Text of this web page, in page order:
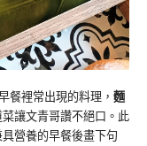
餐裡常出現的料理， 麵
讓文青哥讚不絕口。此
具營養的早餐後畫下句